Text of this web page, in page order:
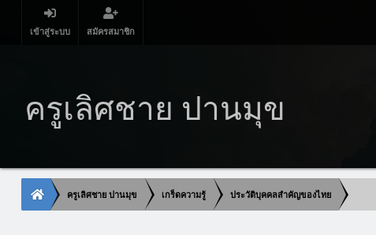
เข้าสู่ระบบ สมัครสมาชิก
ครูเลิศชาย ปานมุข
ครูเลิศชาย ปานมุข เกร็ดความรู้ ประวัติบุคคลสำคัญของไทย